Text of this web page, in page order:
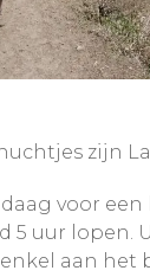
zijn
voor
5 uur lopen.
aan het